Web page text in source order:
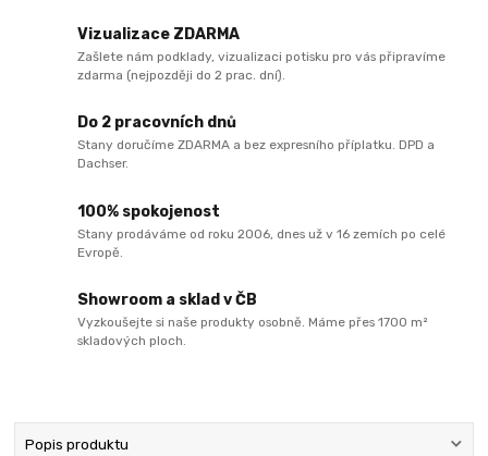
Vizualizace ZDARMA
Zašlete nám podklady, vizualizaci potisku pro vás připravíme
zdarma (nejpozději do 2 prac. dní).
Do 2 pracovních dnů
Stany doručíme ZDARMA a bez expresního příplatku. DPD a
Dachser.
100% spokojenost
Stany prodáváme od roku 2006, dnes už v 16 zemích po celé
Evropě.
Showroom a sklad v ČB
Vyzkoušejte si naše produkty osobně. Máme přes 1700 m²
skladových ploch.
Popis produktu